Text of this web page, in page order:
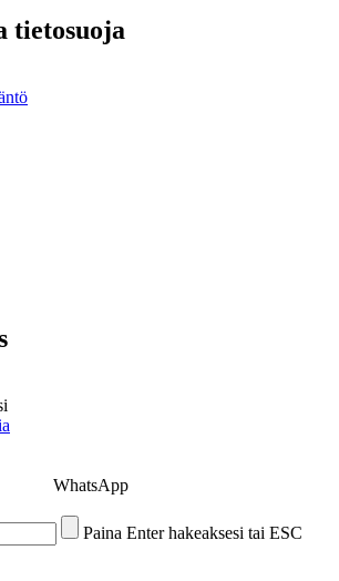
tietosuoja
WhatsApp
Paina Enter hakeaksesi tai ESC